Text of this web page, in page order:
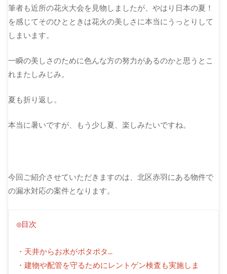
筆者も近所の花火大会を見物しましたが、やはり日本の夏！
を感じてそのひとときは花火の美しさに本当にうっとりして
しまいます。
一瞬の美しさのために色んな方の努力があるのかと思うとこ
れまたしみじみ。
夏も折り返し。
本当に暑いですが、もう少し夏、楽しみたいですね。
今回ご紹介させていただきますのは、北区赤羽にある物件で
の漏水対応の案件となります。
◎目次
・天井からお水がポタポタ…
・建物や配管を守るためにレントゲン検査も実施しま